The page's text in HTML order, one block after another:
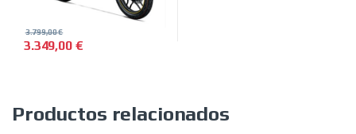
3.349,00 €
3.799,00€
Productos relacionados